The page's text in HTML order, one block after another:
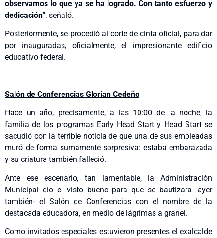
observamos lo que ya se ha logrado. Con tanto esfuerzo y
dedicación”, señaló.
Posteriormente, se procedió al corte de cinta oficial, para dar
por inauguradas, oficialmente, el impresionante edificio
educativo federal.
Salón de Conferencias Glorian Cedeño
Hace un año, precisamente, a las 10:00 de la noche, la
familia de los programas Early Head Start y Head Start se
sacudió con la terrible noticia de que una de sus empleadas
muró de forma sumamente sorpresiva: estaba embarazada
y su criatura también falleció.
Ante ese escenario, tan lamentable, la Administración
Municipal dio el visto bueno para que se bautizara -ayer
también- el Salón de Conferencias con el nombre de la
destacada educadora, en medio de lágrimas a granel.
Como invitados especiales estuvieron presentes el exalcalde